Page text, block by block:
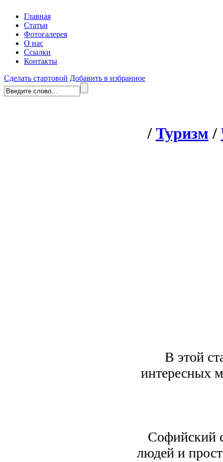
Главная
Статьи
Фотогалерея
О нас
Ссылки
Контакты
Сделать стартовой Добавить в избранное
/ Туризм /
В этой
интересных
Софийский
людей и